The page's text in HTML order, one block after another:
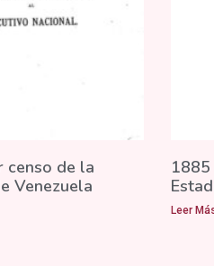
censo de la
Venezuela
Leer